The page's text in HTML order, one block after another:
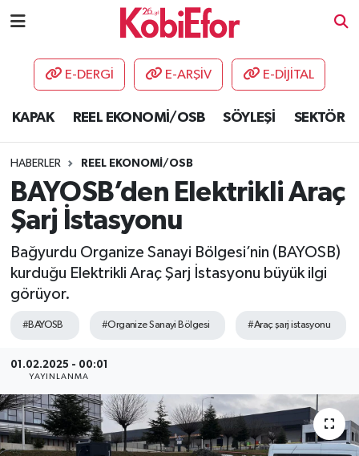
E-DERGİ E-ARŞİV E-DİJİTAL
KAPAK REEL EKONOMİ/OSB SÖYLEŞİ SEKTÖR
HABERLER REEL EKONOMİ/OSB
BAYOSB’den Elektrikli Araç
Şarj İstasyonu
Bağyurdu Organize Sanayi Bölgesi’nin (BAYOSB)
kurduğu Elektrikli Araç Şarj İstasyonu büyük ilgi
görüyor.
#BAYOSB #Organize Sanayi Bölgesi #Araç şarj istasyonu
01.02.2025 - 00:01
YAYINLANMA
AKADEMİ
DESTEK-TEŞVİK
ETKİNLİK
GÜNCEL
HABERLER
KAPAK
ŞİRKET PANO